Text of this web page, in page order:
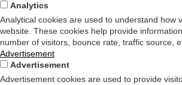
Analytics
Analytical cookies are used to understand how
website. These cookies help provide
number of visitors, bounce rate, traffic source,
Advertisement
Advertisement
Advertisement cookies are used to provide